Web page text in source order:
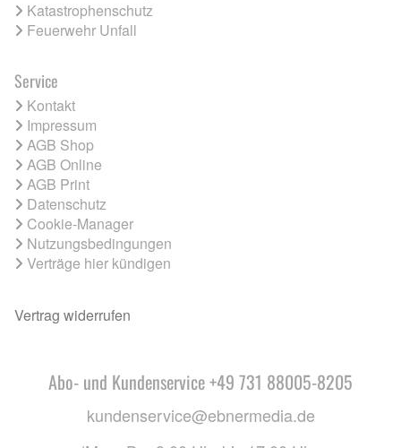
Katastrophenschutz
Feuerwehr Unfall
Service
Kontakt
Impressum
AGB Shop
AGB Online
AGB Print
Datenschutz
Cookie-Manager
Nutzungsbedingungen
Verträge hier kündigen
Vertrag widerrufen
Abo- und Kundenservice +49 731 88005-8205
kundenservice@ebnermedia.de